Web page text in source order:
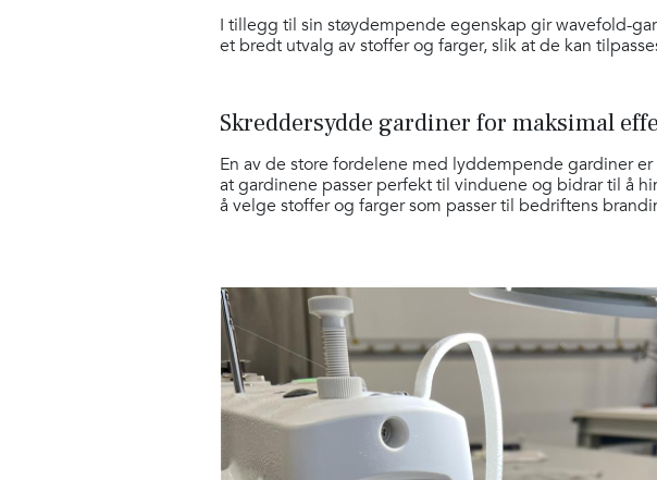
I tillegg til sin støydempende egenskap gir wavefold-
et bredt utvalg av stoffer og farger, slik at de kan
Skreddersydde gardiner for maksimal
En av de store fordelene med lyddempende gardiner
at gardinene passer perfekt til vinduene og bidrar til å
å velge stoffer og farger som passer til bedriftens